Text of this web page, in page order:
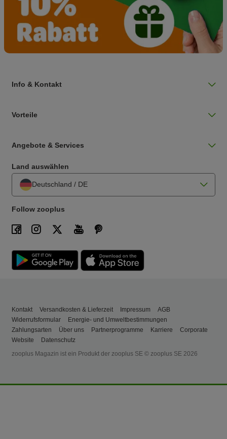
Info & Kontakt
Vorteile
Angebote & Services
Land auswählen
Deutschland / DE
Follow zooplus
Kontakt Versandkosten & Lieferzeit Impressum
AGB
Widerrufsformular
Energie- und Umweltbestimmungen
Zahlungsarten
Über uns Partnerprogramme Karriere
Corporate
Website
Datenschutz
zooplus Magazin ist ein Produkt der zooplus SE © zooplus SE 2026